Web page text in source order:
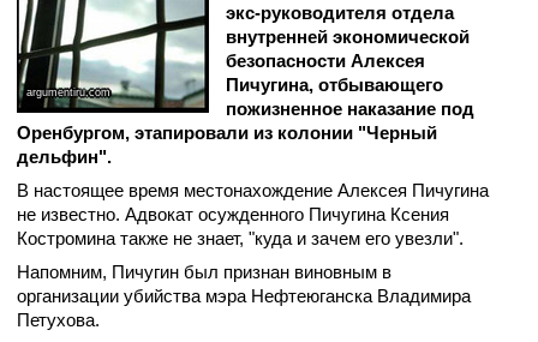
argumentiru.com
экс-руководителя отдела
внутренней экономической
безопасности Алексея
Пичугина, отбывающего
пожизненное наказание под
Оренбургом, этапировали из колонии "Черный
дельфин".
В настоящее время местонахождение Алексея Пичугина
не известно. Адвокат осужденного Пичугина Ксения
Костромина также не знает, "куда и зачем его увезли".
Напомним, Пичугин был признан виновным в
организации убийства мэра Нефтеюганска Владимира
Петухова.